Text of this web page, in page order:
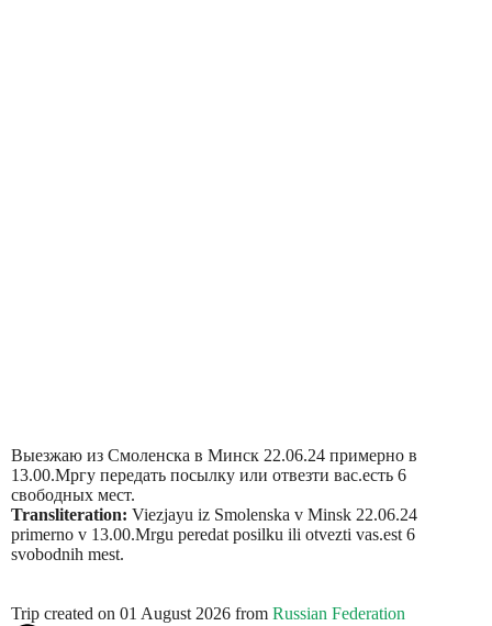
Выезжаю из Смоленска в Минск 22.06.24 примерно в
13.00.Мргу передать посылку или отвезти вас.есть 6
свободных мест.
Transliteration: Viezjayu iz Smolenska v Minsk 22.06.24
primerno v 13.00.Mrgu peredat posilku ili otvezti vas.est 6
svobodnih mest.
Trip created on 01 August 2026 from Russian Federation